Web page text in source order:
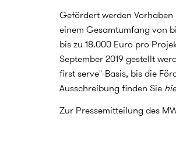
Gefördert werden
einem Gesamtumfang von
bis zu 18.000 Euro pro
September 2019 gestellt
first serve"-Basis, bis die
Ausschreibung finden Sie
Zur Pressemitteilung des